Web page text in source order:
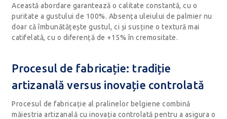
Această abordare garantează o calitate constantă, cu o
puritate a gustului de 100%. Absența uleiului de palmier nu
doar că îmbunătățește gustul, ci și susține o textură mai
catifelată, cu o diferență de +15% în cremositate.
Procesul de fabricație: tradiție
artizanală versus inovație controlată
Procesul de fabricație al pralinelor belgiene combină
măiestria artizanală cu inovația controlată pentru a asigura o